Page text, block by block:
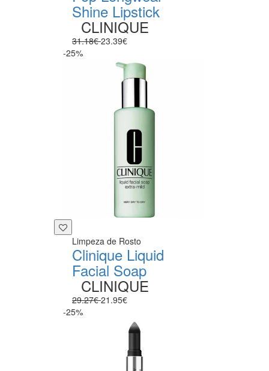
Shine Lipstick
CLINIQUE
31.18€23.39€
-25%
Limpeza de Rosto
Clinique Liquid
Facial Soap
CLINIQUE
29.27€21.95€
-25%